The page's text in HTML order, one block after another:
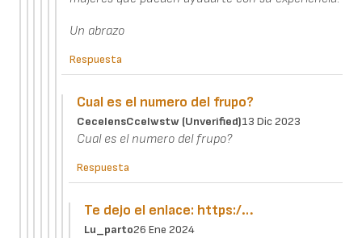
Un abrazo
Respuesta
Cual es el numero del frupo?
CecelensCcelwstw (unverified)13 Dic 2023
Cual es el numero del frupo?
Respuesta
Te dejo el enlace: https:/…
Lu_parto26 Ene 2024